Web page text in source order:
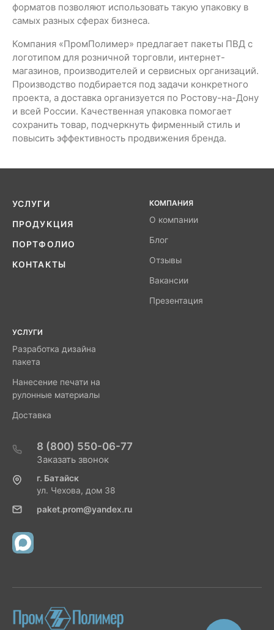
форматов позволяют использовать такую упаковку в
самых разных сферах бизнеса.
Компания «ПромПолимер» предлагает пакеты ПВД с
логотипом для розничной торговли, интернет-
магазинов, производителей и сервисных организаций.
Производство подбирается под задачи конкретного
проекта, а доставка организуется по Ростову-на-Дону
и всей России. Качественная упаковка помогает
сохранить товар, подчеркнуть фирменный стиль и
повысить эффективность продвижения бренда.
УСЛУГИ
ПРОДУКЦИЯ
ПОРТФОЛИО
КОНТАКТЫ
КОМПАНИЯ
О компании
Блог
Отзывы
Вакансии
Презентация
УСЛУГИ
Разработка дизайна
пакета
Нанесение печати на
рулонные материалы
Доставка
8 (800) 550-06-77
Заказать звонок
г. Батайск
ул. Чехова, дом 38
paket.prom@yandex.ru